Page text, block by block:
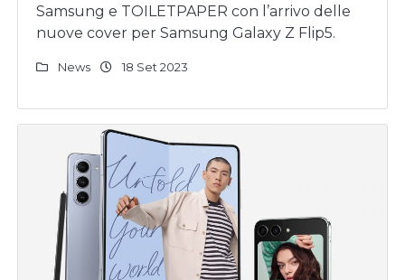
Samsung e TOILETPAPER con l’arrivo delle
nuove cover per Samsung Galaxy Z Flip5.
News 18 Set 2023